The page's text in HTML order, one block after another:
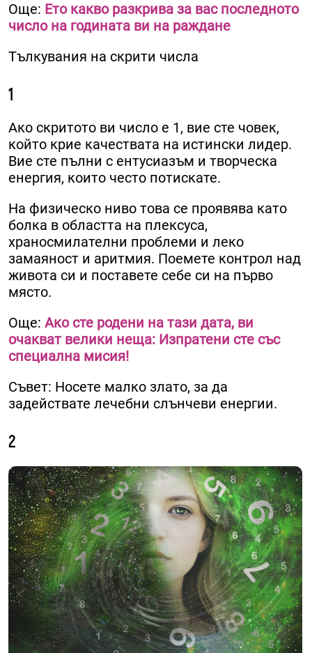
Още: Ето какво разкрива за вас последното
число на годината ви на раждане
Тълкувания на скрити числа
1
Ако скритото ви число е 1, вие сте човек,
който крие качествата на истински лидер.
Вие сте пълни с ентусиазъм и творческа
енергия, които често потискате.
На физическо ниво това се проявява като
болка в областта на плексуса,
храносмилателни проблеми и леко
замаяност и аритмия. Поемете контрол над
живота си и поставете себе си на първо
място.
Още: Ако сте родени на тази дата, ви
очакват велики неща: Изпратени сте със
специална мисия!
Съвет: Носете малко злато, за да
задействате лечебни слънчеви енергии.
2